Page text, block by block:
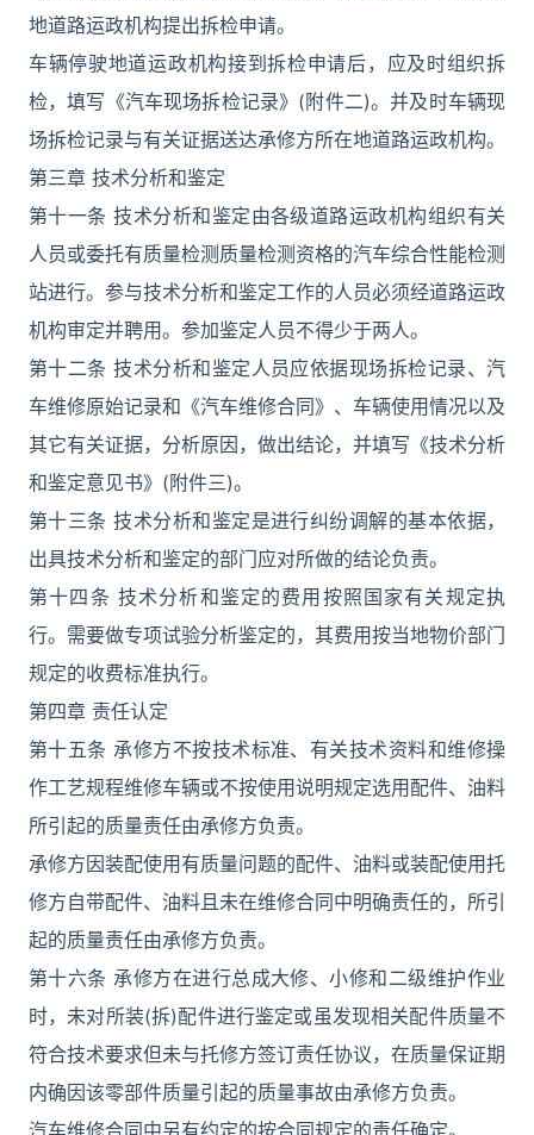
地道路运政机构提出拆检申请。
车辆停驶地道运政机构接到拆检申请后，应及时组织拆
检，填写《汽车现场拆检记录》(附件二)。并及时车辆现
场拆检记录与有关证据送达承修方所在地道路运政机构。
第三章 技术分析和鉴定
第十一条 技术分析和鉴定由各级道路运政机构组织有关
人员或委托有质量检测质量检测资格的汽车综合性能检测
站进行。参与技术分析和鉴定工作的人员必须经道路运政
机构审定并聘用。参加鉴定人员不得少于两人。
第十二条 技术分析和鉴定人员应依据现场拆检记录、汽
车维修原始记录和《汽车维修合同》、车辆使用情况以及
其它有关证据，分析原因，做出结论，并填写《技术分析
和鉴定意见书》(附件三)。
第十三条 技术分析和鉴定是进行纠纷调解的基本依据，
出具技术分析和鉴定的部门应对所做的结论负责。
第十四条 技术分析和鉴定的费用按照国家有关规定执
行。需要做专项试验分析鉴定的，其费用按当地物价部门
规定的收费标准执行。
第四章 责任认定
第十五条 承修方不按技术标准、有关技术资料和维修操
作工艺规程维修车辆或不按使用说明规定选用配件、油料
所引起的质量责任由承修方负责。
承修方因装配使用有质量问题的配件、油料或装配使用托
修方自带配件、油料且未在维修合同中明确责任的，所引
起的质量责任由承修方负责。
第十六条 承修方在进行总成大修、小修和二级维护作业
时，未对所装(拆)配件进行鉴定或虽发现相关配件质量不
符合技术要求但未与托修方签订责任协议，在质量保证期
内确因该零部件质量引起的质量事故由承修方负责。
汽车维修合同中另有约定的按合同规定的责任确定。